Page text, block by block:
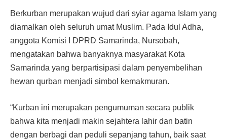
Berkurban merupakan wujud dari syiar agama Islam yang
diamalkan oleh seluruh umat Muslim. Pada Idul Adha,
anggota Komisi I DPRD Samarinda, Nursobah,
mengatakan bahwa banyaknya masyarakat Kota
Samarinda yang berpartisipasi dalam penyembelihan
hewan qurban menjadi simbol kemakmuran.
“Kurban ini merupakan pengumuman secara publik
bahwa kita menjadi makin sejahtera lahir dan batin
dengan berbagi dan peduli sepanjang tahun, baik saat